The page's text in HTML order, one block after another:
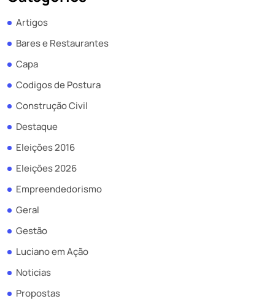
Artigos
Bares e Restaurantes
Capa
Codigos de Postura
Construção Civil
Destaque
Eleições 2016
Eleições 2026
Empreendedorismo
Geral
Gestão
Luciano em Ação
Noticias
Propostas